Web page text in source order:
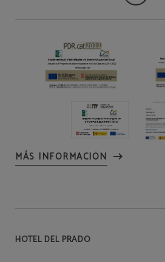
MÁS INFORMACIÓN
HOTEL DEL PRADO